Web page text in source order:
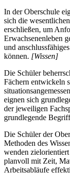
In der Oberschule
sich die
erschließen, um
Erwachsenenleben
und
können. [Wissen]
Die Schüler
Fächern entwickeln
eignen sich
der jeweiligen
grundlegende
Die Schüler der
Methoden des
wenden
planvoll mit Zeit,
Arbeitsabläufe